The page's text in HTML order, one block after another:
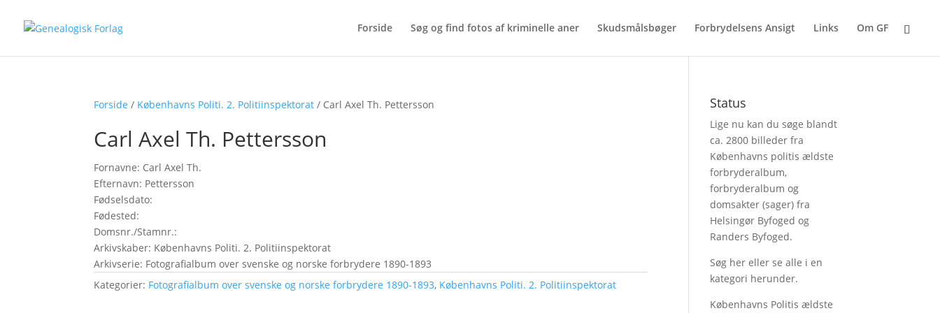
Forside Søg og find fotos af kriminelle aner Skudsmålsbøger Forbrydelsens Ansigt Links Om GF
Forside / Københavns Politi. 2. Politiinspektorat / Carl Axel Th. Pettersson
Carl Axel Th. Pettersson
Fornavne: Carl Axel Th.
Efternavn: Pettersson
Fødselsdato:
Fødested:
Domsnr./Stamnr.:
Arkivskaber: Københavns Politi. 2. Politiinspektorat
Arkivserie: Fotografialbum over svenske og norske forbrydere 1890-1893
Kategorier: Fotografialbum over svenske og norske forbrydere 1890-1893, Københavns Politi. 2. Politiinspektorat
Status
Lige nu kan du søge blandt
ca. 2800 billeder fra
Københavns politis ældste
forbryderalbum,
forbryderalbum og
domsakter (sager) fra
Helsingør Byfoged og
Randers Byfoged.
Søg her eller se alle i en
kategori herunder.
Københavns Politis ældste